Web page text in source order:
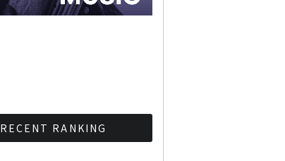
RECENT RANKING